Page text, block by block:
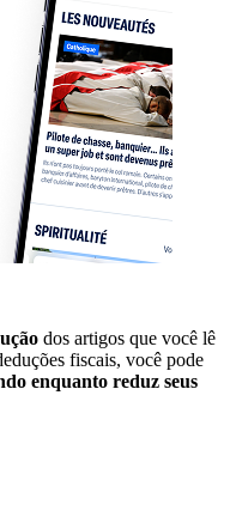
dos artigos que você lê
fiscais, você pode
enquanto reduz seus